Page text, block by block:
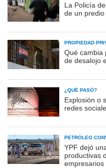
La Policía
de un
PROPIEDAD
Qué cambia
de desalojo
¿QUÉ PASÓ?
Explosión o
redes
PETRÓLEO
YPF dejó
productivas
empresarios